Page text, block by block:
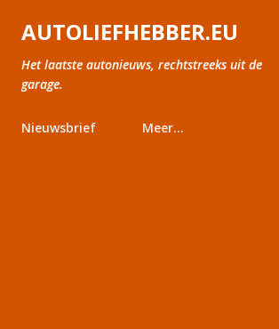
Doorgaan naar hoofdcontent
AUTOLIEFHEBBER.EU
Het laatste autonieuws, rechtstreeks uit de
garage.
Nieuwsbrief Meer…